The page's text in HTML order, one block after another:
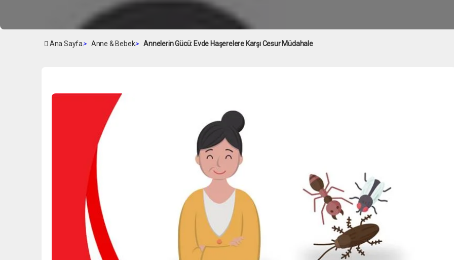
Ana Sayfa> Anne & Bebek> Annelerin Gücü: Evde Haşerelere Karşı Cesur Müdahale